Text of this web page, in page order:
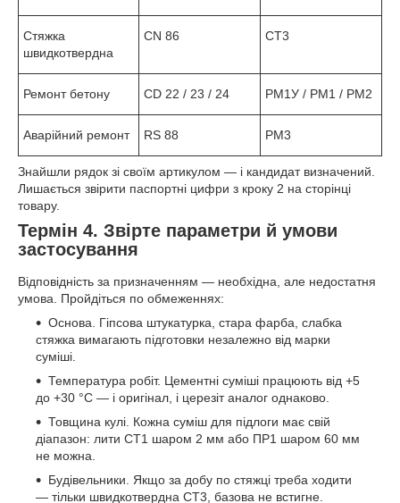
Стяжка
швидкотвердна
CN 86 СТ3
Ремонт бетону CD 22 / 23 / 24 РМ1У / РМ1 / РМ2
Аварійний ремонт RS 88 РМ3
Знайшли рядок зі своїм артикулом — і кандидат визначений.
Лишається звірити паспортні цифри з кроку 2 на сторінці
товару.
Термін 4. Звірте параметри й умови
застосування
Відповідність за призначенням — необхідна, але недостатня
умова. Пройдіться по обмеженнях:
Основа. Гіпсова штукатурка, стара фарба, слабка
стяжка вимагають підготовки незалежно від марки
суміші.
Температура робіт. Цементні суміші працюють від +5
до +30 °C — і оригінал, і церезіт аналог однаково.
Товщина кулі. Кожна суміш для підлоги має свій
діапазон: лити СТ1 шаром 2 мм або ПР1 шаром 60 мм
не можна.
Будівельники. Якщо за добу по стяжці треба ходити
— тільки швидкотвердна СТ3, базова не встигне.